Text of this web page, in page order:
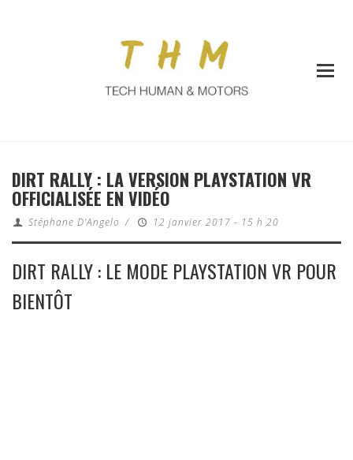
DIRT RALLY : LA VERSION PLAYSTATION VR
OFFICIALISÉE EN VIDÉO
Stéphane D'Angelo / 12 janvier 2017 - 15 h 20
DIRT RALLY : LE MODE PLAYSTATION VR POUR
BIENTÔT